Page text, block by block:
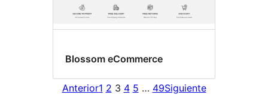
Blossom eCommerce
Anterior1 2 3 4 5 … 49Siguiente